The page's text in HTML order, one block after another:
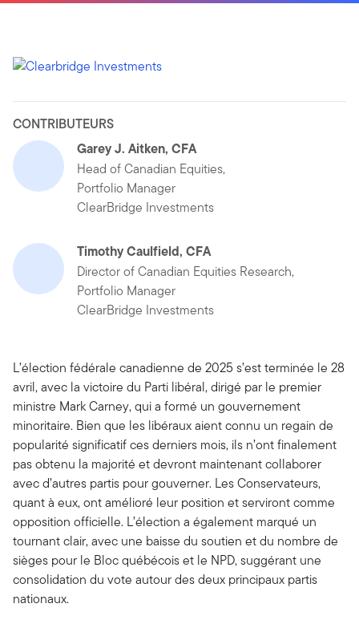
CONTRIBUTEURS
Garey J. Aitken, CFA
Head of Canadian Equities,
Portfolio Manager
ClearBridge Investments
Timothy Caulfield, CFA
Director of Canadian Equities Research,
Portfolio Manager
ClearBridge Investments
L’élection fédérale canadienne de 2025 s’est terminée le 28
avril, avec la victoire du Parti libéral, dirigé par le premier
ministre Mark Carney, qui a formé un gouvernement
minoritaire. Bien que les libéraux aient connu un regain de
popularité significatif ces derniers mois, ils n’ont finalement
pas obtenu la majorité et devront maintenant collaborer
avec d’autres partis pour gouverner. Les Conservateurs,
quant à eux, ont amélioré leur position et serviront comme
opposition officielle. L’élection a également marqué un
tournant clair, avec une baisse du soutien et du nombre de
sièges pour le Bloc québécois et le NPD, suggérant une
consolidation du vote autour des deux principaux partis
nationaux.